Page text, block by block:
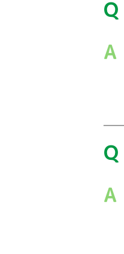
Q
A
Q
A